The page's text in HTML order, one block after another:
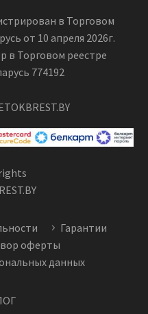
в Торговом
от 10 апреля 2026г.
в Торговом реестре
774192
Гарантии
оферты
данных